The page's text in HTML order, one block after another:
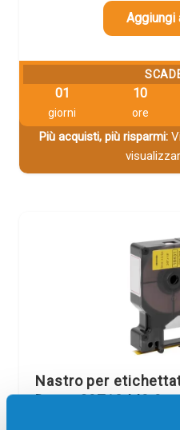
Aggiungi
01
giorni
10
ore
Più acquisti, più risparmi:
Nastro per
Dymo S0718440 9